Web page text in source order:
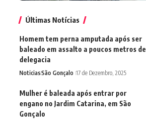
Últimas Notícias
Homem tem perna amputada após ser
baleado em assalto a poucos metros de
delegacia
NoticiasSão Gonçalo 17 de Dezembro, 2025
Mulher é baleada após entrar por
engano no Jardim Catarina, em São
Gonçalo